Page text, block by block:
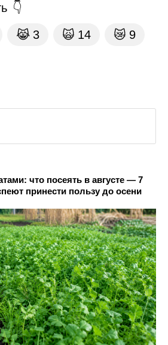
😹 3 🙀 14 😿 9
что посеять в августе — 7
принести пользу до осени